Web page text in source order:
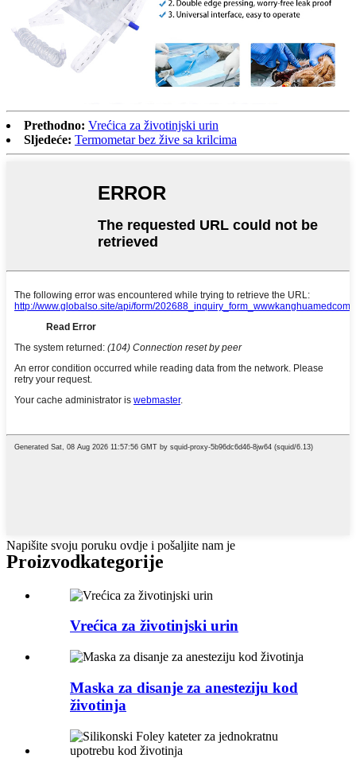
Prethodno: Vrećica za životinjski urin
Sljedeće: Termometar bez žive sa krilcima
Napišite svoju poruku ovdje i pošaljite nam je
Proizvodkategorije
Vrećica za životinjski urin
Maska za disanje za anesteziju kod
životinja